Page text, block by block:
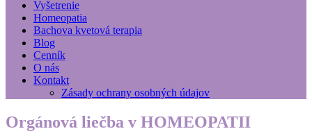
Vyšetrenie
Homeopatia
Bachova kvetová terapia
Blog
Cenník
O nás
Kontakt
Zásady ochrany osobných údajov
Orgánová liečba v HOMEOPATII